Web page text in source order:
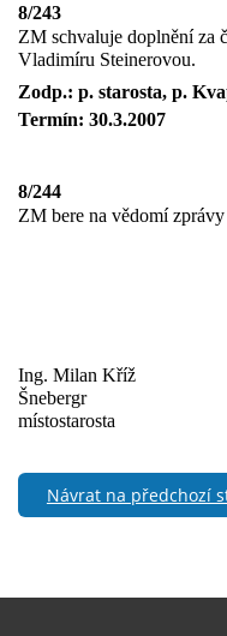
8/243
ZM schvaluje doplnění za
Vladimíru Steinerovou.
Zodp.: p. starosta, p.
Termín: 30.3.2007
8/244
ZM bere na vědomí
Ing. Milan Kříž
Šnebergr
místostarosta
Návrat na předchozí